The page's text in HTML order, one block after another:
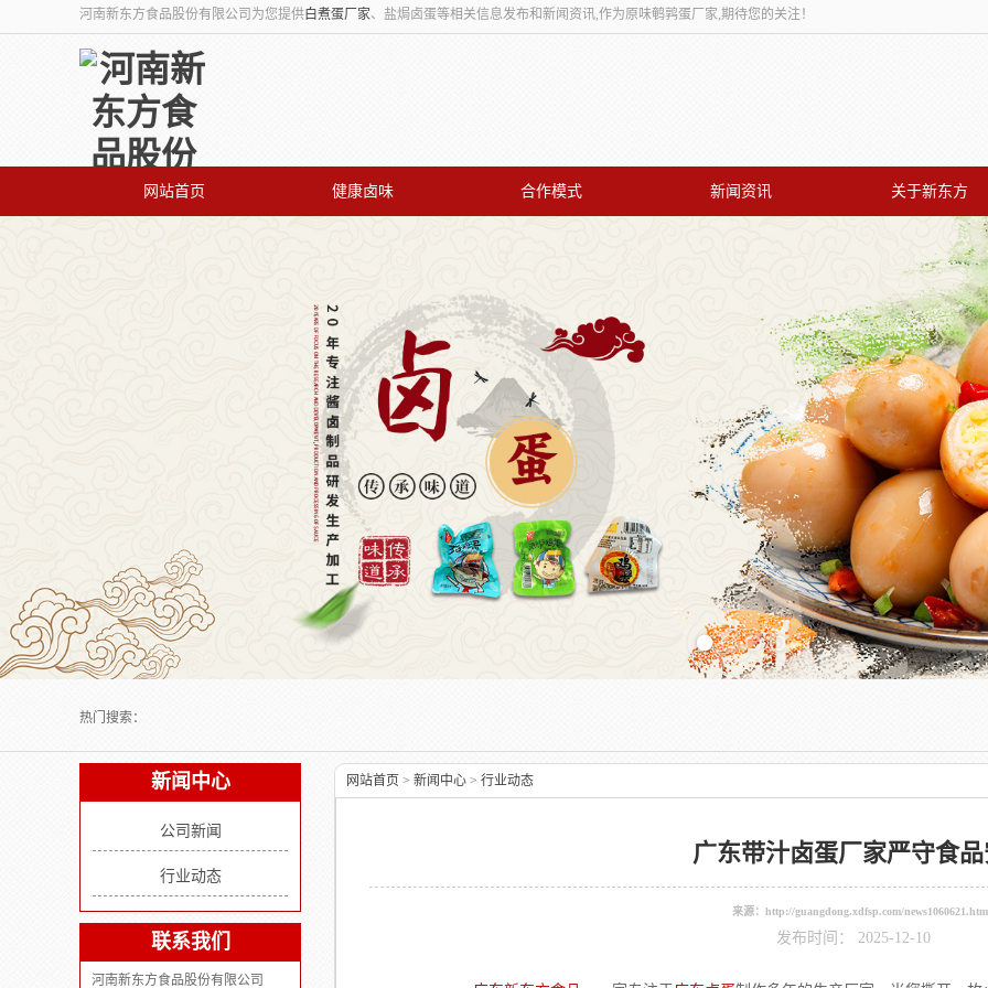
河南新东方食品股份有限公司为您提供白煮蛋厂家、盐焗卤蛋等相关信息发布和新闻资讯,作为原味鹌鹑蛋厂家,期待您的关注！
网站首页 健康卤味 合作模式 新闻资讯 关于新东方
热门搜索：
新闻中心
公司新闻
行业动态
联系我们
河南新东方食品股份有限公司
网站首页 > 新闻中心 > 行业动态
广东带汁卤蛋厂家严守食
来源： http://guangdong.xdfsp.com/
发布时间： 2025-12-10